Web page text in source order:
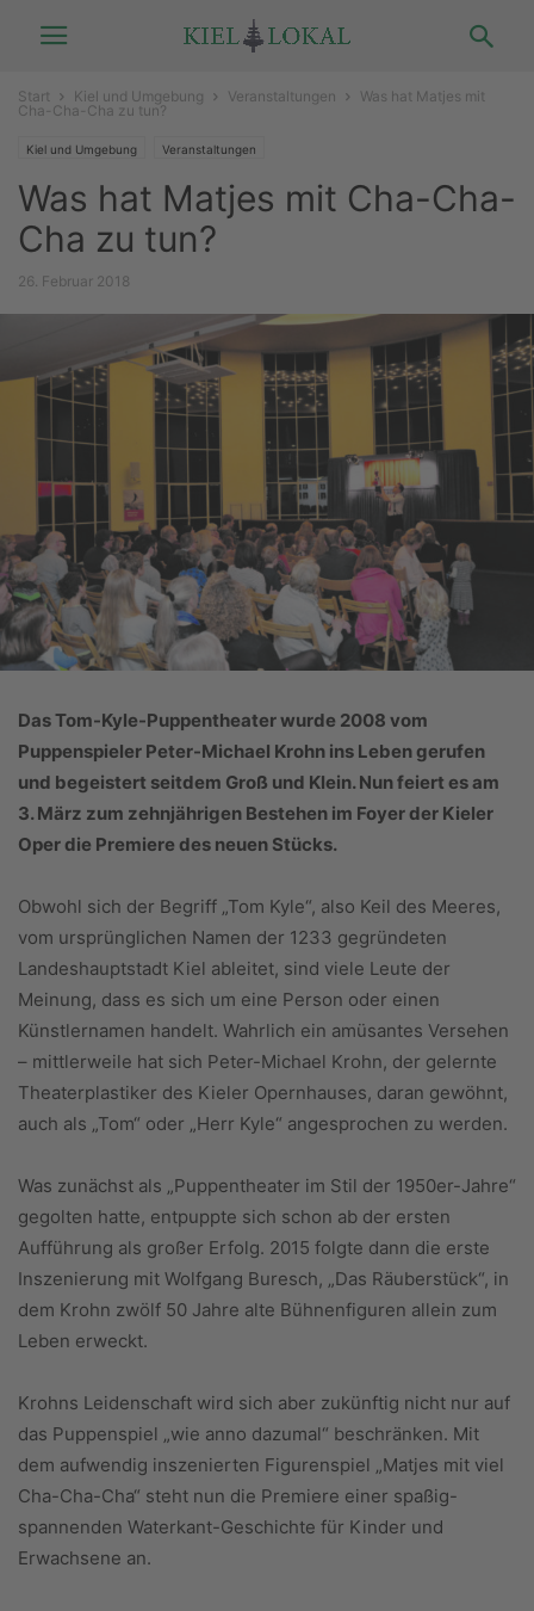
Start Kiel und Umgebung Veranstaltungen
Was hat Matjes mit
Cha-Cha-Cha zu tun?
Kiel und Umgebung Veranstaltungen
Was hat Matjes mit Cha-Cha-
Cha zu tun?
26. Februar 2018
Das Tom-Kyle-Puppentheater wurde 2008 vom
Puppenspieler Peter-Michael Krohn ins Leben gerufen
und begeistert seitdem Groß und Klein. Nun feiert es am
3. März zum zehnjährigen Bestehen im Foyer der Kieler
Oper die Premiere des neuen Stücks.
Obwohl sich der Begriff „Tom Kyle“, also Keil des Meeres,
vom ursprünglichen Namen der 1233 gegründeten
Landeshauptstadt Kiel ableitet, sind viele Leute der
Meinung, dass es sich um eine Person oder einen
Künstlernamen handelt. Wahrlich ein amüsantes Versehen
– mittlerweile hat sich Peter-Michael Krohn, der gelernte
Theaterplastiker des Kieler Opernhauses, daran gewöhnt,
auch als „Tom“ oder „Herr Kyle“ angesprochen zu werden.
Was zunächst als „Puppentheater im Stil der 1950er-Jahre“
gegolten hatte, entpuppte sich schon ab der ersten
Aufführung als großer Erfolg. 2015 folgte dann die erste
Inszenierung mit Wolfgang Buresch, „Das Räuberstück“, in
dem Krohn zwölf 50 Jahre alte Bühnenfiguren allein zum
Leben erweckt.
Krohns Leidenschaft wird sich aber zukünftig nicht nur auf
das Puppenspiel „wie anno dazumal“ beschränken. Mit
dem aufwendig inszenierten Figurenspiel „Matjes mit viel
Cha-Cha-Cha“ steht nun die Premiere einer spaßig-
spannenden Waterkant-Geschichte für Kinder und
Erwachsene an.